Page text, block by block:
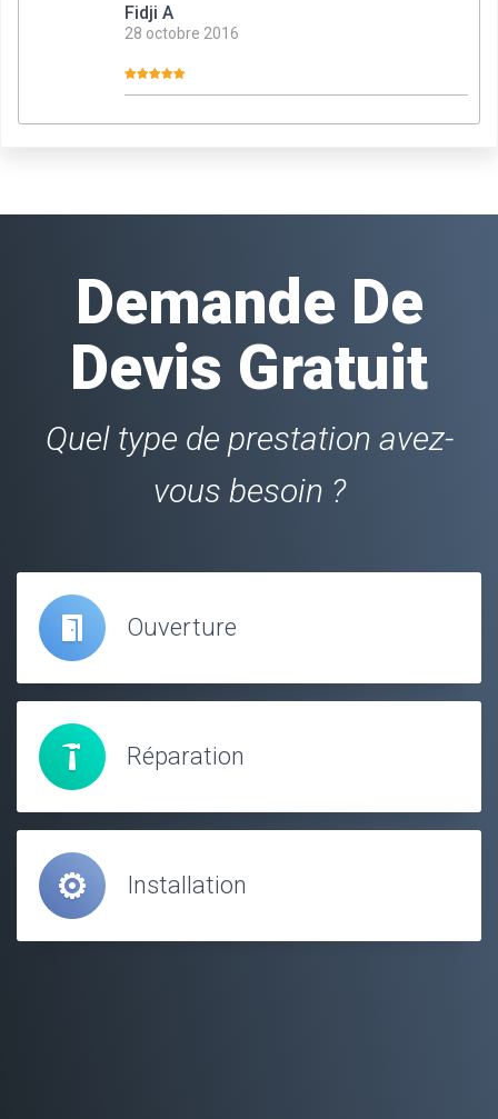
Fidji A
28 octobre 2016
Demande De
Devis Gratuit
Quel type de prestation avez-
vous besoin ?
Ouverture
Réparation
Installation